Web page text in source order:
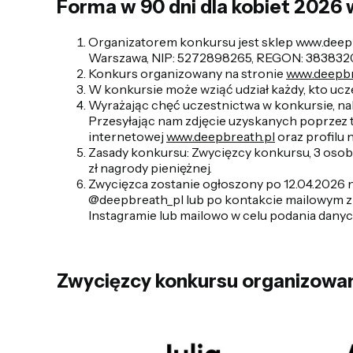
Forma w 90 dni dla kobiet 2026
Organizatorem konkursu jest sklep
Warszawa, NIP: 5272898265, REGON:
Konkurs organizowany na stronie
W konkursie może wziąć udział każdy, kto
Wyrażając chęć uczestnictwa w konkursie,
Przesyłając nam zdjęcie uzyskanych
internetowej www.deepbreath.pl oraz profilu
Zasady konkursu: Zwycięzcy konkursu, 3
zł nagrody pieniężnej.
Zwycięzca zostanie ogłoszony po
@deepbreath_pl lub po kontakcie mailowym
Instagramie lub mailowo w celu podania
Zwycięzcy konkursu